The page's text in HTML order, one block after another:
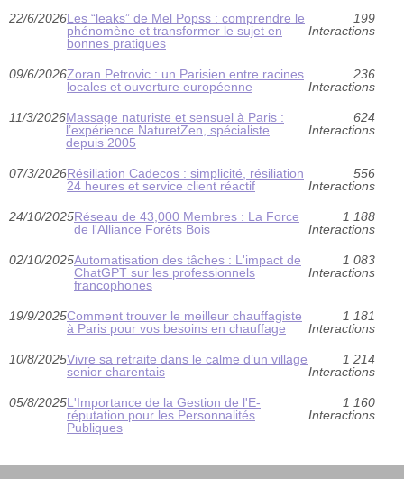
22/6/2026Les “leaks” de Mel Popss : comprendre le
phénomène et transformer le sujet en
bonnes pratiques
199
Interactions
09/6/2026Zoran Petrovic : un Parisien entre racines
locales et ouverture européenne
236
Interactions
11/3/2026Massage naturiste et sensuel à Paris :
l’expérience NaturetZen, spécialiste
depuis 2005
624
Interactions
07/3/2026Résiliation Cadecos : simplicité, résiliation
24 heures et service client réactif
556
Interactions
24/10/2025Réseau de 43,000 Membres : La Force
de l'Alliance Forêts Bois
1 188
Interactions
02/10/2025Automatisation des tâches : L'impact de
ChatGPT sur les professionnels
francophones
1 083
Interactions
19/9/2025Comment trouver le meilleur chauffagiste
à Paris pour vos besoins en chauffage
1 181
Interactions
10/8/2025Vivre sa retraite dans le calme d’un village
senior charentais
1 214
Interactions
05/8/2025L'Importance de la Gestion de l'E-
réputation pour les Personnalités
Publiques
1 160
Interactions